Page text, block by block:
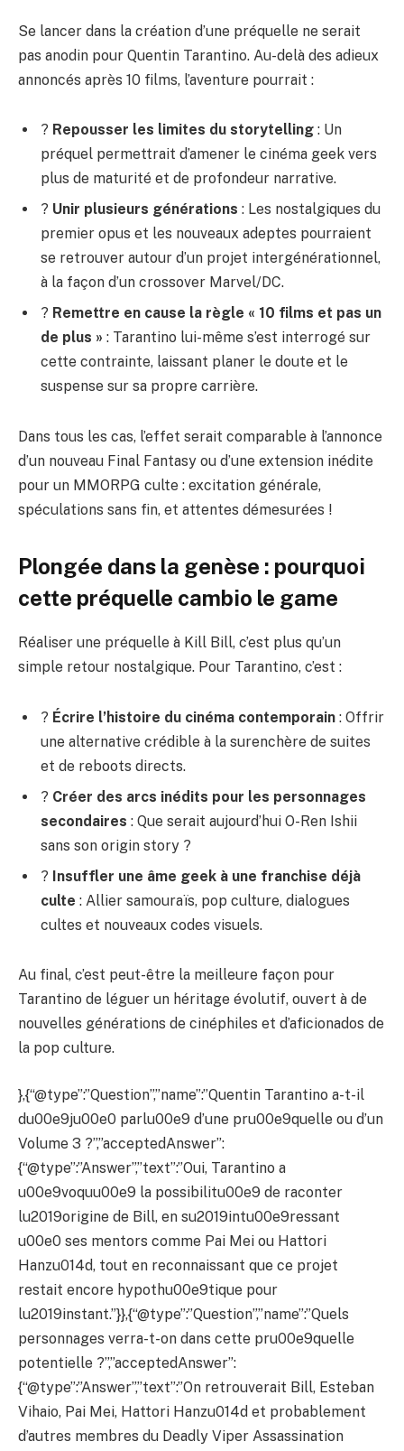
Se lancer dans la création d’une préquelle ne serait
pas anodin pour Quentin Tarantino. Au-delà des adieux
annoncés après 10 films, l’aventure pourrait :
? Repousser les limites du storytelling : Un
préquel permettrait d’amener le cinéma geek vers
plus de maturité et de profondeur narrative.
? Unir plusieurs générations : Les nostalgiques du
premier opus et les nouveaux adeptes pourraient
se retrouver autour d’un projet intergénérationnel,
à la façon d’un crossover Marvel/DC.
? Remettre en cause la règle « 10 films et pas un
de plus » : Tarantino lui-même s’est interrogé sur
cette contrainte, laissant planer le doute et le
suspense sur sa propre carrière.
Dans tous les cas, l’effet serait comparable à l’annonce
d’un nouveau Final Fantasy ou d’une extension inédite
pour un MMORPG culte : excitation générale,
spéculations sans fin, et attentes démesurées !
Plongée dans la genèse : pourquoi
cette préquelle cambio le game
Réaliser une préquelle à Kill Bill, c’est plus qu’un
simple retour nostalgique. Pour Tarantino, c’est :
? Écrire l’histoire du cinéma contemporain : Offrir
une alternative crédible à la surenchère de suites
et de reboots directs.
? Créer des arcs inédits pour les personnages
secondaires : Que serait aujourd’hui O-Ren Ishii
sans son origin story ?
? Insuffler une âme geek à une franchise déjà
culte : Allier samouraïs, pop culture, dialogues
cultes et nouveaux codes visuels.
Au final, c’est peut-être la meilleure façon pour
Tarantino de léguer un héritage évolutif, ouvert à de
nouvelles générations de cinéphiles et d’aficionados de
la pop culture.
},{“@type”:”Question”,”name”:”Quentin Tarantino a-t-il
du00e9ju00e0 parlu00e9 d’une pru00e9quelle ou d’un
Volume 3 ?”,”acceptedAnswer”:
{“@type”:”Answer”,”text”:”Oui, Tarantino a
u00e9voquu00e9 la possibilitu00e9 de raconter
lu2019origine de Bill, en su2019intu00e9ressant
u00e0 ses mentors comme Pai Mei ou Hattori
Hanzu014d, tout en reconnaissant que ce projet
restait encore hypothu00e9tique pour
lu2019instant.”}},{“@type”:”Question”,”name”:”Quels
personnages verra-t-on dans cette pru00e9quelle
potentielle ?”,”acceptedAnswer”:
{“@type”:”Answer”,”text”:”On retrouverait Bill, Esteban
Vihaio, Pai Mei, Hattori Hanzu014d et probablement
d’autres membres du Deadly Viper Assassination